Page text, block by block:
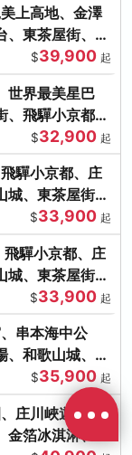
上高地、金澤
、東茶屋街、名
$39,900 起
世界最美星巴
、飛驒小京都、
$32,900 起
驒小京都、庄
城、東茶屋街、
$33,900 起
驒小京都、庄
城、東茶屋街、
$33,900 起
串本海中公
、和歌山城、伊
$35,900 起
庄川峽遊船、
箔冰淇淋、鰻